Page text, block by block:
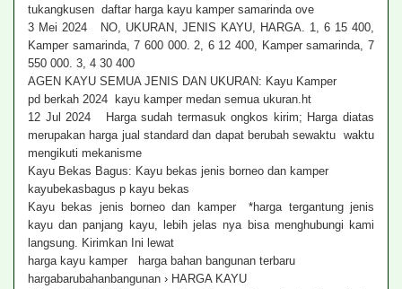
tukangkusen daftar harga kayu kamper samarinda ove
3 Mei 2024 NO, UKURAN, JENIS KAYU, HARGA. 1, 6 15 400,
Kamper samarinda, 7 600 000. 2, 6 12 400, Kamper samarinda, 7
550 000. 3, 4 30 400
AGEN KAYU SEMUA JENIS DAN UKURAN: Kayu Kamper
pd berkah 2024 kayu kamper medan semua ukuran.ht
12 Jul 2024 Harga sudah termasuk ongkos kirim; Harga diatas
merupakan harga jual standard dan dapat berubah sewaktu waktu
mengikuti mekanisme
Kayu Bekas Bagus: Kayu bekas jenis borneo dan kamper
kayubekasbagus p kayu bekas
Kayu bekas jenis borneo dan kamper *harga tergantung jenis
kayu dan panjang kayu, lebih jelas nya bisa menghubungi kami
langsung. Kirimkan Ini lewat
harga kayu kamper harga bahan bangunan terbaru
hargabarubahanbangunan › HARGA KAYU